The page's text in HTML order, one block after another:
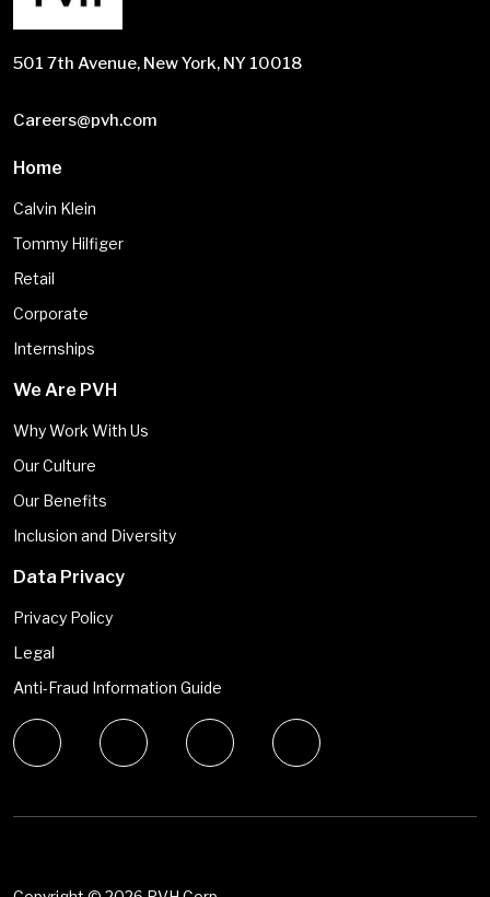
501 7th Avenue, New York, NY 10018
Careers@pvh.com
Home
Calvin Klein
Tommy Hilfiger
Retail
Corporate
Internships
We Are PVH
Why Work With Us
Our Culture
Our Benefits
Inclusion and Diversity
Data Privacy
Privacy Policy
Legal
Anti-Fraud Information Guide